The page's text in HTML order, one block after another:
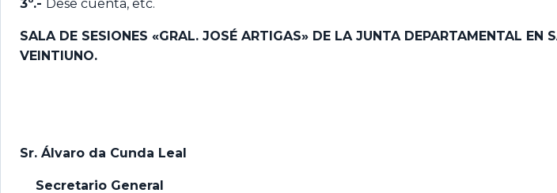
3º.- Dese cuenta, etc.
SALA DE SESIONES «GRAL. JOSÉ ARTIGAS» DE LA JUNTA DEPARTAMENTAL
VEINTIUNO.
Sr. Álvaro da Cunda Leal
Secretario General